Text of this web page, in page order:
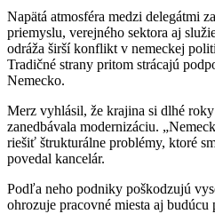
Napätá atmosféra medzi delegátmi
priemyslu, verejného sektora aj
odráža širší konflikt v nemeckej
Tradičné strany pritom strácajú
Nemecko.
Merz vyhlásil, že krajina si dlhé
zanedbávala modernizáciu.
riešiť štrukturálne problémy, ktoré
povedal kancelár.
Podľa neho podniky poškodzujú
ohrozuje pracovné miesta aj budúcu